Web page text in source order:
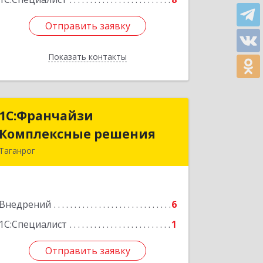
Отправить заявку
Показать контакты
Отправить заявку
Назад
1С:Франчайзи
Комплексные решения
Таганрог
Внедрений
6
1С:Специалист
1
Отправить заявку
1С:Франчайзи
Комплексные решения
Подробнее
Отправить заявку